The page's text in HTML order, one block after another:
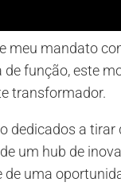
meu mandato
função, este
transformador.
dedicados a
um hub de
uma